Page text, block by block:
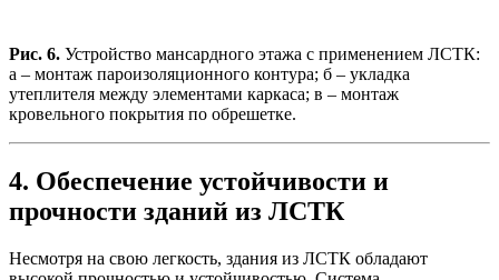
Рис. 6. Устройство мансардного этажа с применением ЛСТК:
а – монтаж пароизоляционного контура; б – укладка
утеплителя между элементами каркаса; в – монтаж
кровельного покрытия по обрешетке.
4. Обеспечение устойчивости и
прочности зданий из ЛСТК
Несмотря на свою легкость, здания из ЛСТК обладают